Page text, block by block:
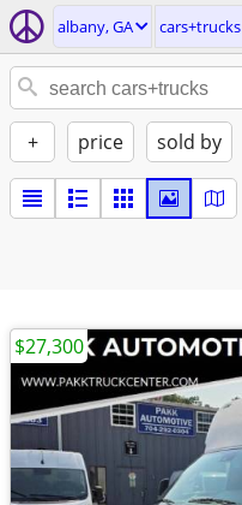
albany, GA cars+trucks
+ price sold by
$27,300